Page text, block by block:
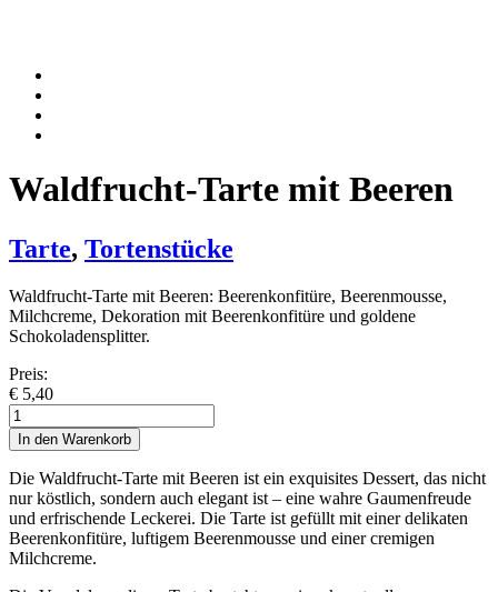
Waldfrucht-Tarte mit Beeren
Tarte, Tortenstücke
Waldfrucht-Tarte mit Beeren: Beerenkonfitüre, Beerenmousse,
Milchcreme, Dekoration mit Beerenkonfitüre und goldene
Schokoladensplitter.
Preis:
€ 5,40
Waldfrucht-
Tarte
mit
Beeren
Menge
In den Warenkorb
Die Waldfrucht-Tarte mit Beeren ist ein exquisites Dessert, das nicht
nur köstlich, sondern auch elegant ist – eine wahre Gaumenfreude
und erfrischende Leckerei. Die Tarte ist gefüllt mit einer delikaten
Beerenkonfitüre, luftigem Beerenmousse und einer cremigen
Milchcreme.